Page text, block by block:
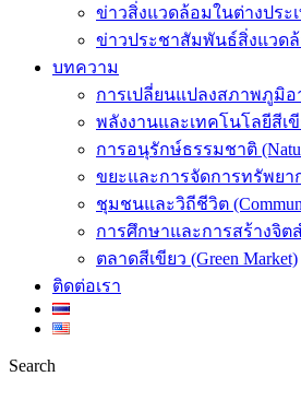
ข่าวสิ่งแวดล้อมในต่างประ
ข่าวประชาสัมพันธ์สิ่งแวด
บทความ
การเปลี่ยนแปลงสภาพภูมิอา
พลังงานและเทคโนโลยีสีเขี
การอนุรักษ์ธรรมชาติ
ขยะและการจัดการทรัพยากร
ชุมชนและวิถีชีวิต
การศึกษาและการสร้างจิตส
ตลาดสีเขียว (Green Market)
ติดต่อเรา
Search